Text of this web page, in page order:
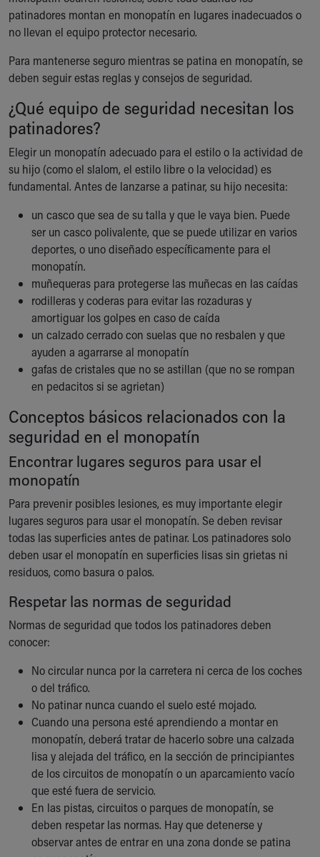
Ronald McDonald House Care Mobile
Health Centers
Symptom Checker
Financial Services
Price Estimates
Sports Health Services Provider for Akron Zips
New Parents
Find a Pediatrics Location
Find a Pediatrician
MyChart
Breastfeeding Medicine
Child Passenger Safety
Safe Sleep for Babies
Safe Sleep
About Akron Children's Pediatrics
Who We Are
Building a Brighter Future
Our Mission, Vision, Promise
Calendar of Events
Community Mission
Connect With Us
Newsroom
Our Leadership
Quality and Patient Safety
Unity and Engagement
Women's Board
Our History
More childhood, please.™
Cincinnati Children's
Your Visit
MyChart Telehealth Visits
Doggie Brigade
During Your Visit
Financial Services
Visiting
Gift Shop
Department of Public Safety
Health Info
Health Information
Healthy Info, Healthy Kids
Inside Children's Blog
KidsHealth Topics
Family Library
Educational Resources
Injury Prevention
patinadores montan en monopatín en lugares inadecuados o
no llevan el equipo protector necesario.
Para mantenerse seguro mientras se patina en monopatín, se
deben seguir estas reglas y consejos de seguridad.
¿Qué equipo de seguridad necesitan los
patinadores?
Elegir un monopatín adecuado para el estilo o la actividad de
su hijo (como el slalom, el estilo libre o la velocidad) es
fundamental. Antes de lanzarse a patinar, su hijo necesita:
un casco que sea de su talla y que le vaya bien. Puede
ser un casco polivalente, que se puede utilizar en varios
deportes, o uno diseñado específicamente para el
monopatín.
muñequeras para protegerse las muñecas en las caídas
rodilleras y coderas para evitar las rozaduras y
amortiguar los golpes en caso de caída
un calzado cerrado con suelas que no resbalen y que
ayuden a agarrarse al monopatín
gafas de cristales que no se astillan (que no se rompan
en pedacitos si se agrietan)
Conceptos básicos relacionados con la
seguridad en el monopatín
Encontrar lugares seguros para usar el
monopatín
Para prevenir posibles lesiones, es muy importante elegir
lugares seguros para usar el monopatín. Se deben revisar
todas las superficies antes de patinar. Los patinadores solo
deben usar el monopatín en superficies lisas sin grietas ni
residuos, como basura o palos.
Respetar las normas de seguridad
Normas de seguridad que todos los patinadores deben
conocer:
No circular nunca por la carretera ni cerca de los coches
o del tráfico.
No patinar nunca cuando el suelo esté mojado.
Cuando una persona esté aprendiendo a montar en
monopatín, deberá tratar de hacerlo sobre una calzada
lisa y alejada del tráfico, en la sección de principiantes
de los circuitos de monopatín o un aparcamiento vacío
que esté fuera de servicio.
En las pistas, circuitos o parques de monopatín, se
deben respetar las normas. Hay que detenerse y
observar antes de entrar en una zona donde se patina